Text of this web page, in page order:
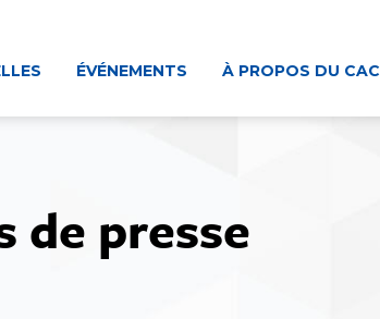
ÉVÉNEMENTS À PROPOS DU CAC
de presse